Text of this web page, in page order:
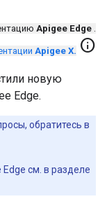
Apigee Edge .
Apigee X. info
новую
Edge.
обратитесь в
см. в разделе